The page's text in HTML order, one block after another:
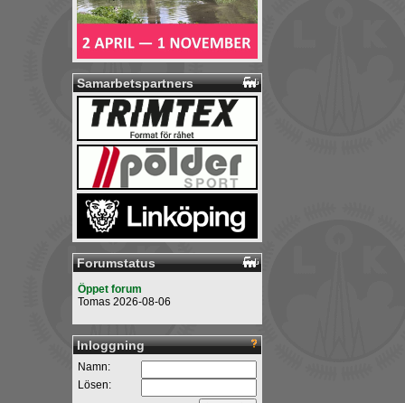
Samarbetspartners
Forumstatus
Öppet forum
Tomas 2026-08-06
Inloggning
Namn:
Lösen: